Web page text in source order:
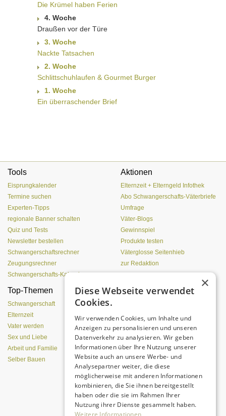
Die Krümel haben Ferien
4. Woche
Draußen vor der Türe
3. Woche
Nackte Tatsachen
2. Woche
Schlittschuhlaufen & Gourmet Burger
1. Woche
Ein überraschender Brief
Tools
Eisprungkalender
Termine suchen
Experten-Tipps
regionale Banner schalten
Quiz und Tests
Newsletter bestellen
Schwangerschaftsrechner
Zeugungsrechner
Schwangerschafts-Kalender
Aktionen
Elternzeit + Elterngeld Infothek
Abo Schwangerschafts-Väterbriefe
Umfrage
Väter-Blogs
Gewinnspiel
Produkte testen
Väterglosse Seitenhieb
zur Redaktion
Top-Themen
Schwangerschaft
Elternzeit
Vater werden
Sex und Liebe
Arbeit und Familie
Selber Bauen
Einen Lehmofen
Da sind Kinder mit Begeisterung
dabei.
×
Diese Webseite verwendet
Cookies.
Wir verwenden Cookies, um Inhalte und
Anzeigen zu personalisieren und unseren
Datenverkehr zu analysieren. Wir geben
Informationen über Ihre Nutzung unserer
Website auch an unsere Werbe- und
Analysepartner weiter, die diese
möglicherweise mit anderen Informationen
kombinieren, die Sie ihnen bereitgestellt
haben oder die sie im Rahmen Ihrer
Nutzung ihrer Dienste gesammelt haben.
Weitere Informationen